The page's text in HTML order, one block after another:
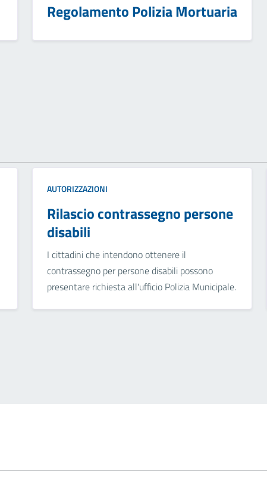
Regolamento Polizia Mortuaria
AUTORIZZAZIONI
Rilascio contrassegno persone
disabili
I cittadini che intendono ottenere il
contrassegno per persone disabili possono
presentare richiesta all'ufficio Polizia Municipale.